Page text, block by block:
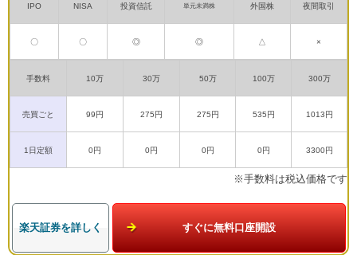
IPO NISA 投資信託 単元未満株 外国株 夜間取引
〇 〇 ◎ ◎ △ ×
手数料 10万 30万 50万 100万 300万
売買ごと 99円 275円 275円 535円 1013円
1日定額 0円 0円 0円 0円 3300円
※手数料は税込価格です
楽天証券を詳しく すぐに無料口座開設